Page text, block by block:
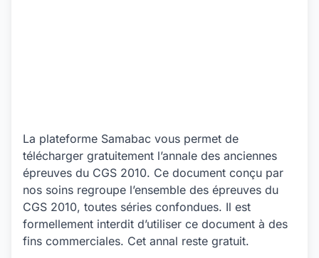
La plateforme Samabac vous permet de
télécharger gratuitement l’annale des anciennes
épreuves du CGS 2010. Ce document conçu par
nos soins regroupe l’ensemble des épreuves du
CGS 2010, toutes séries confondues. Il est
formellement interdit d’utiliser ce document à des
fins commerciales. Cet annal reste gratuit.